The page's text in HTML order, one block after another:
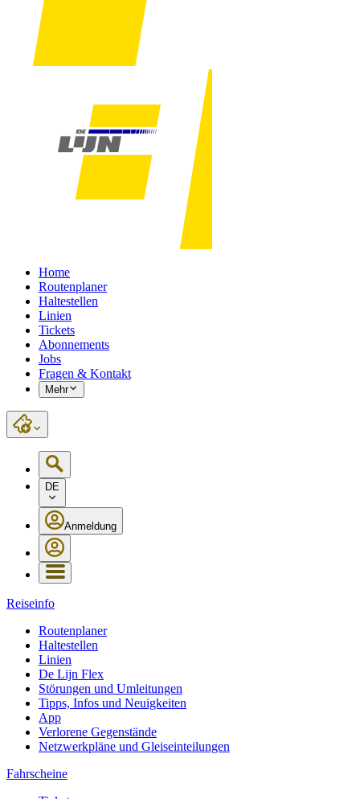
Home
Routenplaner
Haltestellen
Linien
Tickets
Abonnements
Jobs
Fragen & Kontakt
Mehr
DE
Anmeldung
Reiseinfo
Routenplaner
Haltestellen
Linien
De Lijn Flex
Störungen und Umleitungen
Tipps, Infos und Neuigkeiten
App
Verlorene Gegenstände
Netzwerkpläne und Gleiseinteilungen
Fahrscheine